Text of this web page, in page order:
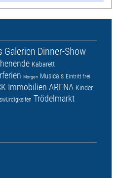
Galerien Dinner-Show
Kabarett
Morgen Musicals Eintritt frei
Immobilien ARENA Kinder
Trödelmarkt